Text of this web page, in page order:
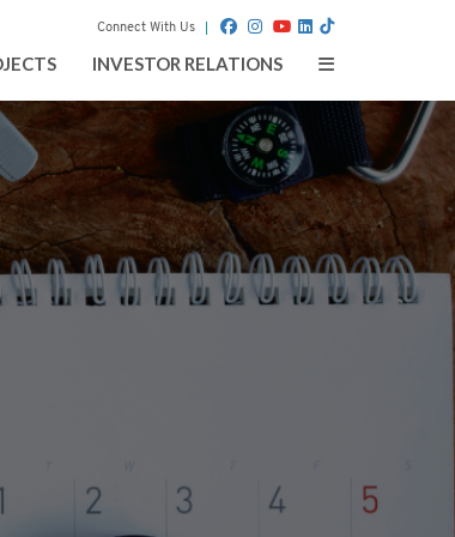
Connect With Us
INVESTOR RELATIONS Toggle